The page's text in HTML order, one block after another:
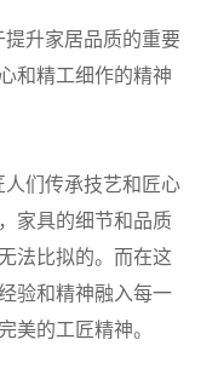
升家居品质的重要
和精工细作的精神
们传承技艺和匠心
家具的细节和品质
法比拟的。而在这
验和精神融入每一
美的工匠精神。